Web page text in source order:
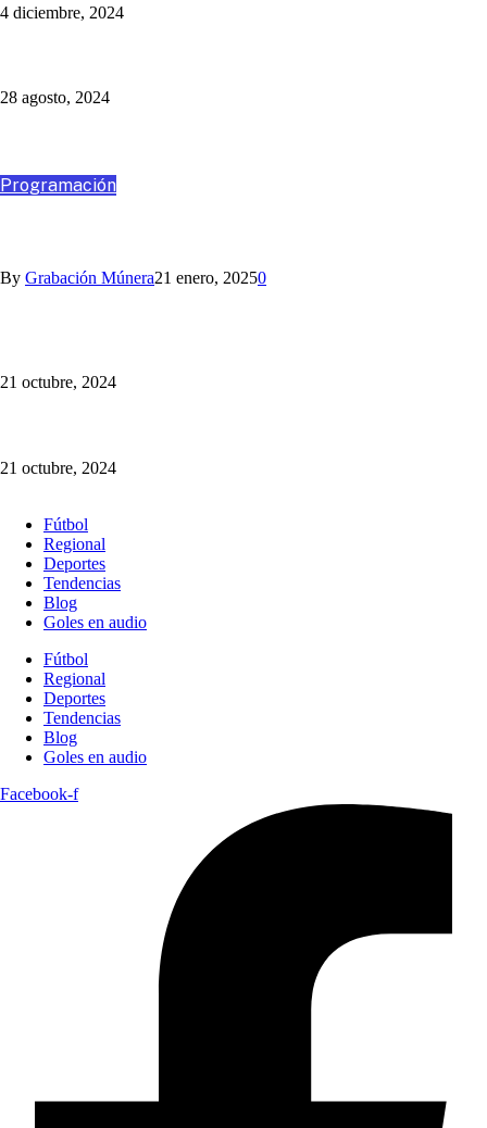
4 diciembre, 2024
28 agosto, 2024
Programación
By Grabación Múnera21 enero, 20250
21 octubre, 2024
21 octubre, 2024
Fútbol
Regional
Deportes
Tendencias
Blog
Goles en audio
Fútbol
Regional
Deportes
Tendencias
Blog
Goles en audio
Facebook-f